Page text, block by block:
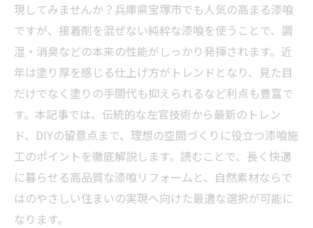
現してみませんか？兵庫県宝塚市でも人気の高まる漆喰
ですが、接着剤を混ぜない純粋な漆喰を使うことで、調
湿・消臭などの本来の性能がしっかり発揮されます。近
年は塗り厚を感じる仕上げ方がトレンドとなり、見た目
だけでなく塗りの手間代も抑えられるなど利点も豊富で
す。本記事では、伝統的な左官技術から最新のトレン
ド、DIYの留意点まで、理想の空間づくりに役立つ漆喰施
工のポイントを徹底解説します。読むことで、長く快適
に暮らせる高品質な漆喰リフォームと、自然素材ならで
はのやさしい住まいの実現へ向けた最適な選択が可能に
なります。